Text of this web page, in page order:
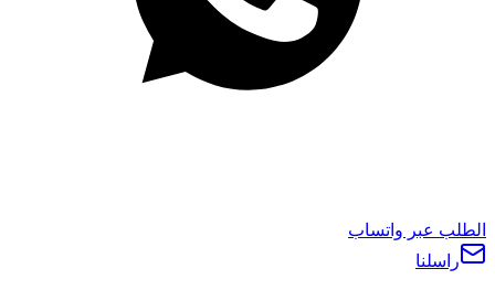
الطلب عبر واتساب
راسلنا